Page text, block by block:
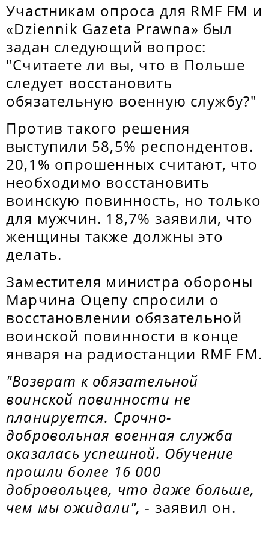
Участникам опроса для RMF FM и
«Dziennik Gazeta Prawna» был
задан следующий вопрос:
"Считаете ли вы, что в Польше
следует восстановить
обязательную военную службу?"
Против такого решения
выступили 58,5% респондентов.
20,1% опрошенных считают, что
необходимо восстановить
воинскую повинность, но только
для мужчин. 18,7% заявили, что
женщины также должны это
делать.
Заместителя министра обороны
Марчина Оцепу спросили о
восстановлении обязательной
воинской повинности в конце
января на радиостанции RMF FM.
"Возврат к обязательной
воинской повинности не
планируется. Срочно-
добровольная военная служба
оказалась успешной. Обучение
прошли более 16 000
добровольцев, что даже больше,
чем мы ожидали", - заявил он.